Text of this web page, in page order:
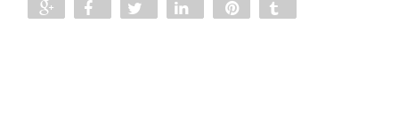
Share Share Tweet Share